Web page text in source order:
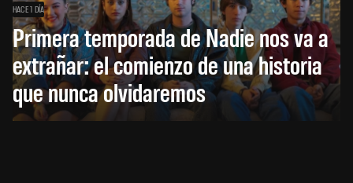
HACE 1 DÍA
Primera temporada de Nadie nos va a
extrañar: el comienzo de una historia
que nunca olvidaremos